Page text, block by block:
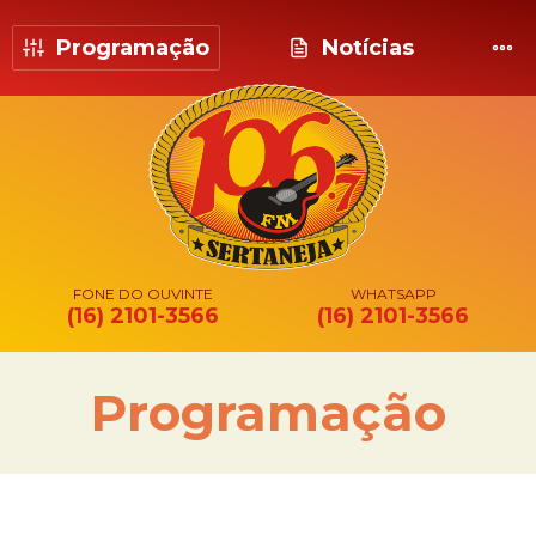
Programação Notícias
FONE DO OUVINTE
(16) 2101-3566
WHATSAPP
(16) 2101-3566
Programação